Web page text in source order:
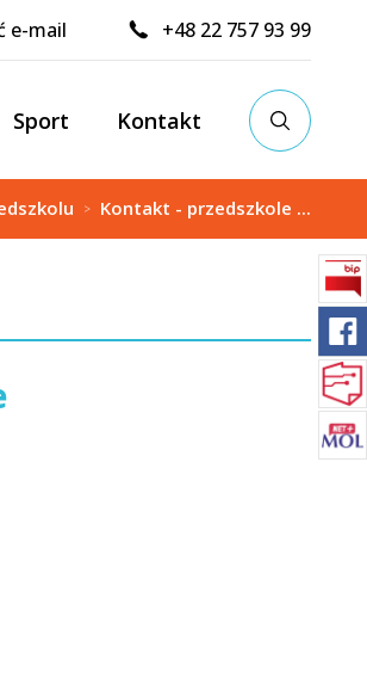
e-mail +48 22 757 93 99
Sport Kontakt
> Kontakt - przedszkole ...